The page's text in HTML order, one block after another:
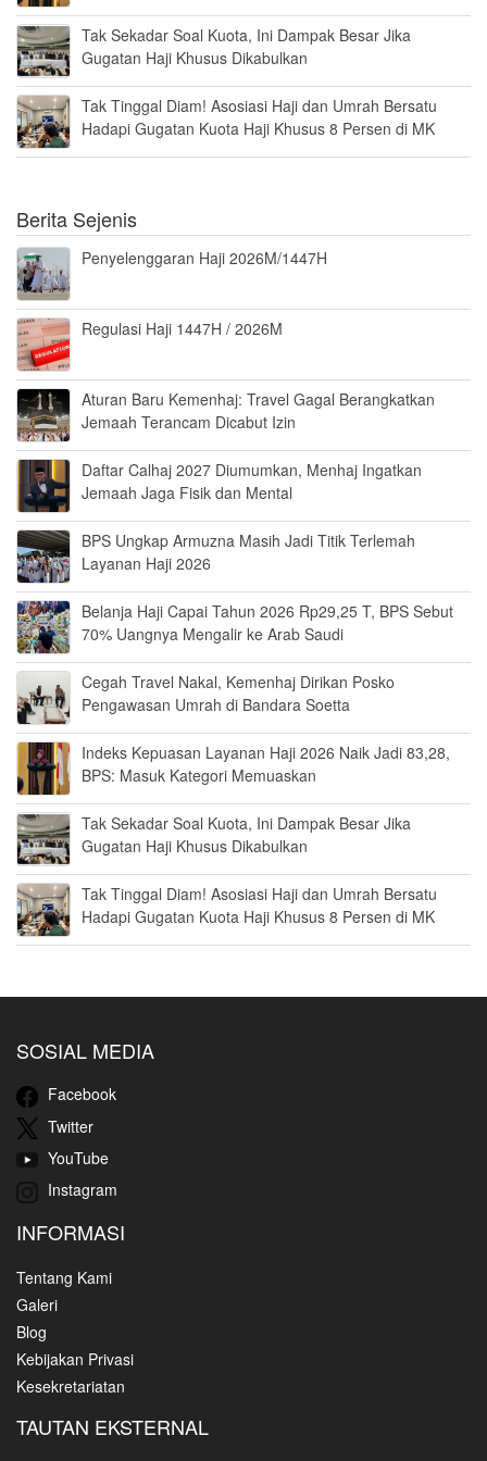
Tak Sekadar Soal Kuota, Ini Dampak Besar Jika
Gugatan Haji Khusus Dikabulkan
Tak Tinggal Diam! Asosiasi Haji dan Umrah Bersatu
Hadapi Gugatan Kuota Haji Khusus 8 Persen di MK
Berita Sejenis
Penyelenggaran Haji 2026M/1447H
Regulasi Haji 1447H / 2026M
Aturan Baru Kemenhaj: Travel Gagal Berangkatkan
Jemaah Terancam Dicabut Izin
Daftar Calhaj 2027 Diumumkan, Menhaj Ingatkan
Jemaah Jaga Fisik dan Mental
BPS Ungkap Armuzna Masih Jadi Titik Terlemah
Layanan Haji 2026
Belanja Haji Capai Tahun 2026 Rp29,25 T, BPS Sebut
70% Uangnya Mengalir ke Arab Saudi
Cegah Travel Nakal, Kemenhaj Dirikan Posko
Pengawasan Umrah di Bandara Soetta
Indeks Kepuasan Layanan Haji 2026 Naik Jadi 83,28,
BPS: Masuk Kategori Memuaskan
Tak Sekadar Soal Kuota, Ini Dampak Besar Jika
Gugatan Haji Khusus Dikabulkan
Tak Tinggal Diam! Asosiasi Haji dan Umrah Bersatu
Hadapi Gugatan Kuota Haji Khusus 8 Persen di MK
SOSIAL MEDIA
Facebook
Twitter
YouTube
Instagram
INFORMASI
Tentang Kami
Galeri
Blog
Kebijakan Privasi
Kesekretariatan
TAUTAN EKSTERNAL